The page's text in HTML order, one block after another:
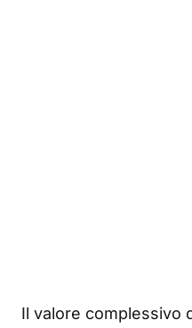
Il valore complessivo